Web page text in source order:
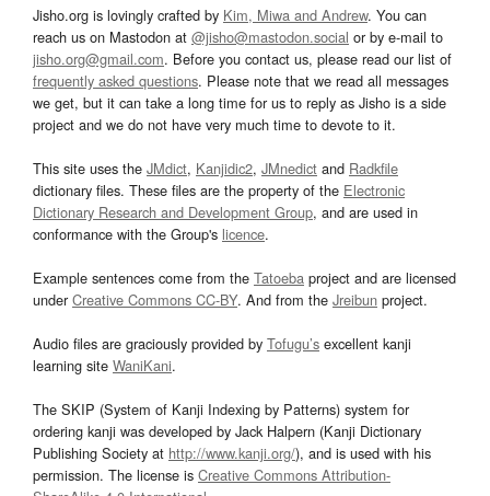
Jisho.org is lovingly crafted by Kim, Miwa and Andrew. You can
reach us on Mastodon at @jisho@mastodon.social or by e-mail to
jisho.org@gmail.com. Before you contact us, please read our list of
frequently asked questions. Please note that we read all messages
we get, but it can take a long time for us to reply as Jisho is a side
project and we do not have very much time to devote to it.
This site uses the JMdict, Kanjidic2, JMnedict and Radkfile
dictionary files. These files are the property of the Electronic
Dictionary Research and Development Group, and are used in
conformance with the Group's licence.
Example sentences come from the Tatoeba project and are licensed
underCreative Commons CC-BY. And from the Jreibun project.
Audio files are graciously provided by Tofugu’s excellent kanji
learning site WaniKani.
The SKIP (System of Kanji Indexing by Patterns) system for
ordering kanji was developed by Jack Halpern (Kanji Dictionary
Publishing Society at http://www.kanji.org/), and is used with his
permission. The license is Creative Commons Attribution-